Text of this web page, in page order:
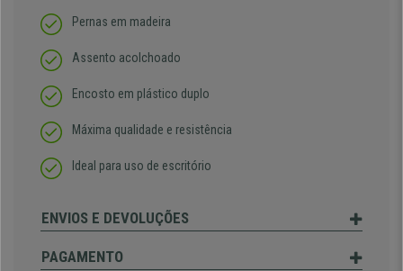
Pernas em madeira
Assento acolchoado
Encosto em plástico duplo
Máxima qualidade e resistência
Ideal para uso de escritório
ENVIOS E DEVOLUÇÕES
PAGAMENTO